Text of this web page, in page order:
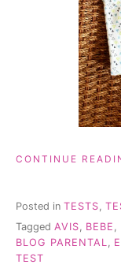
CONTINUE
Posted in TESTS
Tagged AVIS, BEBE ,
BLOG PARENTAL,
TEST